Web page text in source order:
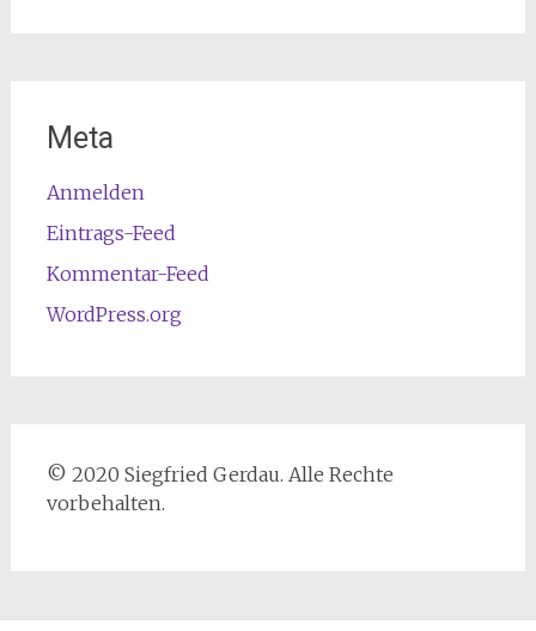
Meta
Anmelden
Eintrags-Feed
Kommentar-Feed
WordPress.org
© 2020 Siegfried Gerdau. Alle Rechte
vorbehalten.